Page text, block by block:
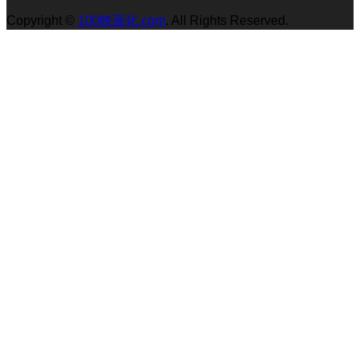
Copyright © 100映画化.com. All Rights Reserved.